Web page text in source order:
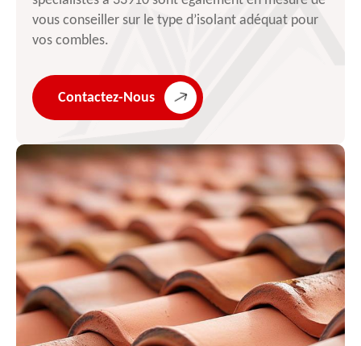
vous conseiller sur le type d’isolant adéquat pour
vos combles.
Contactez-Nous